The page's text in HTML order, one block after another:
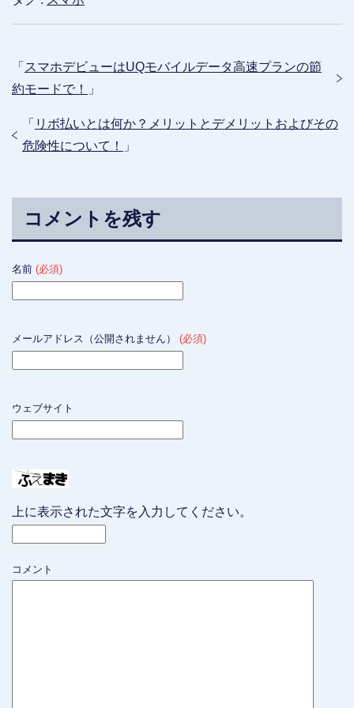
「 スマホデビューはUQモバイルデータ高速プランの節
約モードで！
」
「 リボ払いとは何か？メリットとデメリットおよびその
危険性について！
」
コメントを残す
名前 (必須)
メールアドレス（公開されません） (必須)
ウェブサイト
上に表示された文字を入力してください。
コメント